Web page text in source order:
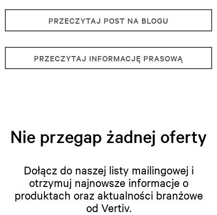
PRZECZYTAJ POST NA BLOGU
PRZECZYTAJ INFORMACJĘ PRASOWĄ
Nie przegap żadnej oferty
Dołącz do naszej listy mailingowej i
otrzymuj najnowsze informacje o
produktach oraz aktualności branżowe
od Vertiv.